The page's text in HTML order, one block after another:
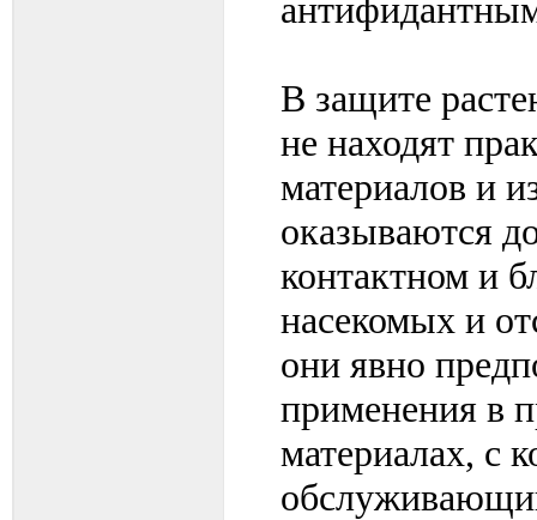
В защите
не находят
материалов и
оказываются
контактном и
насекомых и
они явно
применения в
материалах, с